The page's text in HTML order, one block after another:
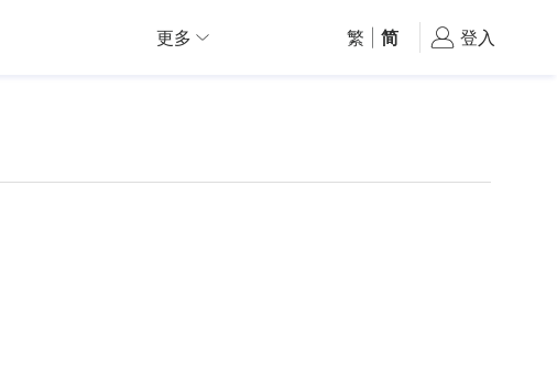
更多 繁 简 登入